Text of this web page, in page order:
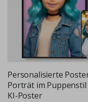
Personalisierte
Porträt im Puppenstil
KI-Poster